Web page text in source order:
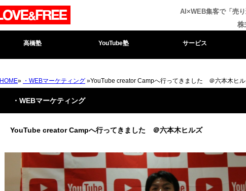
AI×WEB集客で「売
株
高橋塾 YouTube塾 サービス
HOME» ・WEBマーケティング »YouTube creator Campへ行ってきました ＠六本木ヒ
・WEBマーケティング
YouTube creator Campへ行ってきました ＠六本木ヒルズ